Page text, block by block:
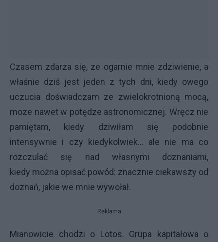
Czasem zdarza się, ze ogarnie mnie zdziwienie, a
właśnie dziś jest jeden z tych dni, kiedy owego
uczucia doświadczam ze zwielokrotnioną mocą,
moze nawet w potędze astronomicznej. Wręcz nie
pamiętam, kiedy dziwiłam się podobnie
intensywnie i czy kiedykolwiek... ale nie ma co
rozczulać się nad własnymi doznaniami,
kiedy można opisać powód: znacznie ciekawszy od
doznań, jakie we mnie wywołał.
Reklama
Mianowicie chodzi o Lotos. Grupa kapitałowa o